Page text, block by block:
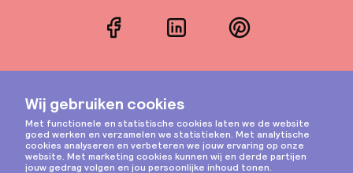
FacebookLinkedInPinterest
Instagram